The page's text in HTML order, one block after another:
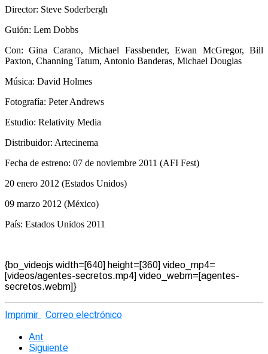
Director: Steve Soderbergh
Guión: Lem Dobbs
Con: Gina Carano, Michael Fassbender, Ewan McGregor, Bill
Paxton, Channing Tatum, Antonio Banderas, Michael Douglas
Música: David Holmes
Fotografía: Peter Andrews
Estudio: Relativity Media
Distribuidor: Artecinema
Fecha de estreno: 07 de noviembre 2011 (AFI Fest)
20 enero 2012 (Estados Unidos)
09 marzo 2012 (México)
País: Estados Unidos 2011
{bo_videojs width=[640] height=[360] video_mp4=
[videos/agentes-secretos.mp4] video_webm=[agentes-
secretos.webm]}
Imprimir Correo electrónico
Ant
Siguiente